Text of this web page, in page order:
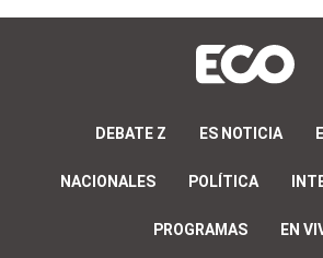
DEBATE Z ES NOTICIA
NACIONALES POLÍTICA
PROGRAMAS EN